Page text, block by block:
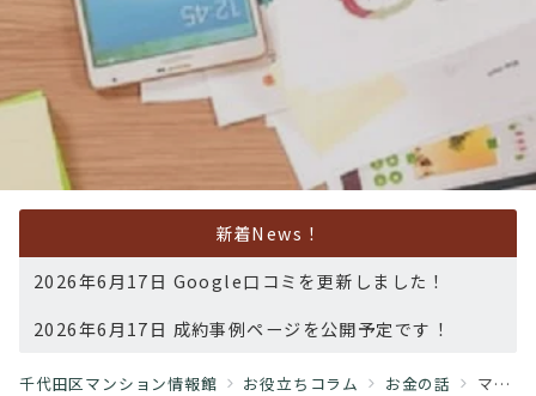
新着News！
2026年6月17日 Google口コミを更新しました！
2026年6月17日 成約事例ページを公開予定です！
千代田区マンション情報館 お役立ちコラム お金の話 マンション投資 投資家に必須の会計ソフトご紹介